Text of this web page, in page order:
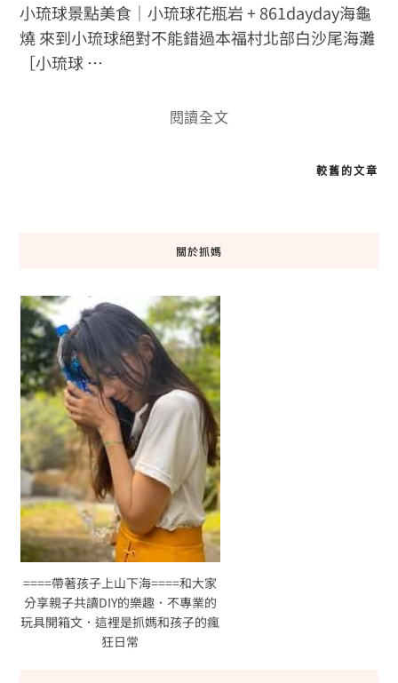
小琉球景點美食｜小琉球花瓶岩 + 861dayday海龜
燒 來到小琉球絕對不能錯過本福村北部白沙尾海灘
［小琉球 …
閱讀全文
較舊的文章
關於抓媽
====帶著孩子上山下海====和大家
分享親子共讀DIY的樂趣．不專業的
玩具開箱文．這裡是抓媽和孩子的瘋
狂日常